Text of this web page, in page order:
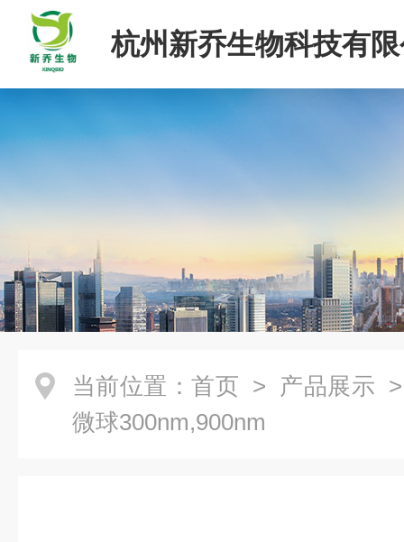
杭州新乔生物科技有
当前位置： 首页 > 产品展示
微球300nm,900nm